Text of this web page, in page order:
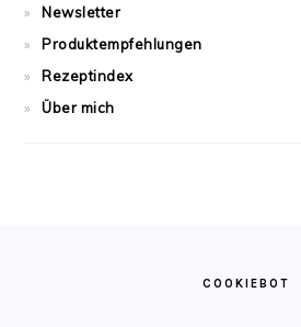
Newsletter
Produktempfehlungen
Rezeptindex
Über mich
COOKIEBOT